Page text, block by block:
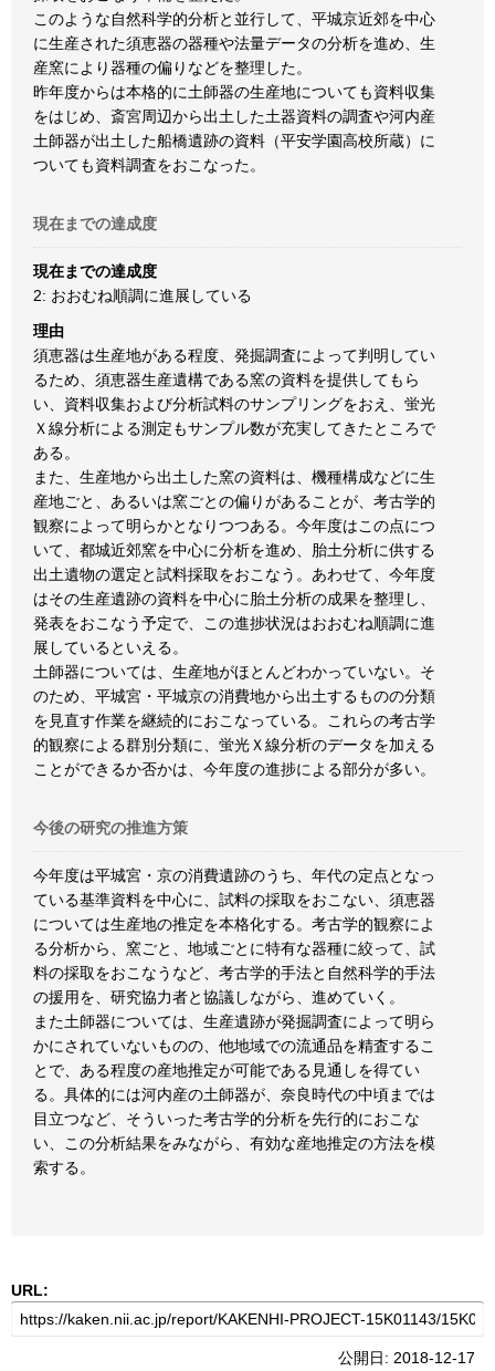
このような自然科学的分析と並行して、平城京近郊を中心
に生産された須恵器の器種や法量データの分析を進め、生
産窯により器種の偏りなどを整理した。
昨年度からは本格的に土師器の生産地についても資料収集
をはじめ、斎宮周辺から出土した土器資料の調査や河内産
土師器が出土した船橋遺跡の資料（平安学園高校所蔵）に
ついても資料調査をおこなった。
現在までの達成度
現在までの達成度
2: おおむね順調に進展している
理由
須恵器は生産地がある程度、発掘調査によって判明してい
るため、須恵器生産遺構である窯の資料を提供してもら
い、資料収集および分析試料のサンプリングをおえ、蛍光
Ｘ線分析による測定もサンプル数が充実してきたところで
ある。
また、生産地から出土した窯の資料は、機種構成などに生
産地ごと、あるいは窯ごとの偏りがあることが、考古学的
観察によって明らかとなりつつある。今年度はこの点につ
いて、都城近郊窯を中心に分析を進め、胎土分析に供する
出土遺物の選定と試料採取をおこなう。あわせて、今年度
はその生産遺跡の資料を中心に胎土分析の成果を整理し、
発表をおこなう予定で、この進捗状況はおおむね順調に進
展しているといえる。
土師器については、生産地がほとんどわかっていない。そ
のため、平城宮・平城京の消費地から出土するものの分類
を見直す作業を継続的におこなっている。これらの考古学
的観察による群別分類に、蛍光Ｘ線分析のデータを加える
ことができるか否かは、今年度の進捗による部分が多い。
今後の研究の推進方策
今年度は平城宮・京の消費遺跡のうち、年代の定点となっ
ている基準資料を中心に、試料の採取をおこない、須恵器
については生産地の推定を本格化する。考古学的観察によ
る分析から、窯ごと、地域ごとに特有な器種に絞って、試
料の採取をおこなうなど、考古学的手法と自然科学的手法
の援用を、研究協力者と協議しながら、進めていく。
また土師器については、生産遺跡が発掘調査によって明ら
かにされていないものの、他地域での流通品を精査するこ
とで、ある程度の産地推定が可能である見通しを得てい
る。具体的には河内産の土師器が、奈良時代の中頃までは
目立つなど、そういった考古学的分析を先行的におこな
い、この分析結果をみながら、有効な産地推定の方法を模
索する。
URL:
公開日: 2018-12-17